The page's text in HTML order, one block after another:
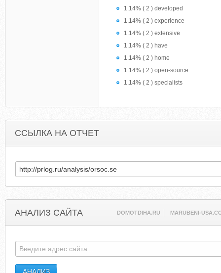
1.14% ( 2 ) developed
1.14% ( 2 ) experience
1.14% ( 2 ) extensive
1.14% ( 2 ) have
1.14% ( 2 ) home
1.14% ( 2 ) open-source
1.14% ( 2 ) specialists
ССЫЛКА НА ОТЧЕТ
АНАЛИЗ САЙТА DOMOTDIHA.RU MARUBENI-